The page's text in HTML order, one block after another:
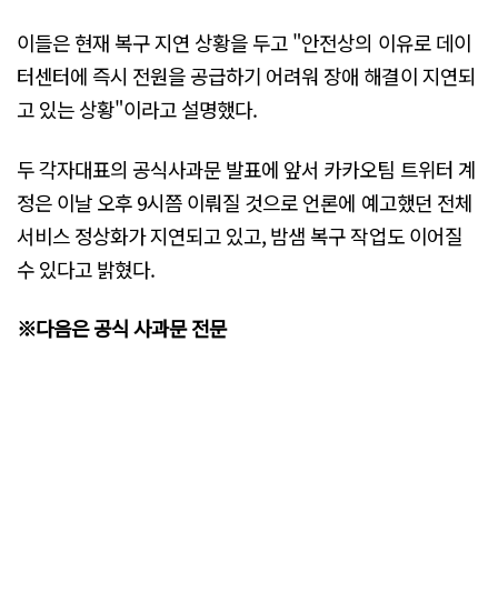
이들은 현재 복구 지연 상황을 두고 "안전상의 이유로 데이
터센터에 즉시 전원을 공급하기 어려워 장애 해결이 지연되
고 있는 상황"이라고 설명했다.
두 각자대표의 공식사과문 발표에 앞서 카카오팀 트위터 계
정은 이날 오후 9시쯤 이뤄질 것으로 언론에 예고했던 전체
서비스 정상화가 지연되고 있고, 밤샘 복구 작업도 이어질
수 있다고 밝혔다.
※다음은 공식 사과문 전문